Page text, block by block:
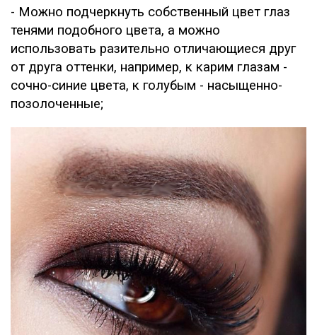
- Можно подчеркнуть собственный цвет глаз
тенями подобного цвета, а можно
использовать разительно отличающиеся друг
от друга оттенки, например, к карим глазам -
сочно-синие цвета, к голубым - насыщенно-
позолоченные;